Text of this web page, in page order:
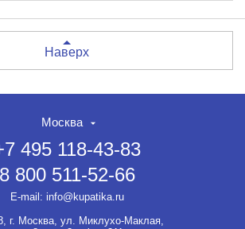
Наверх
Москва
495 118-43-83
8 800 511-52-66
E-mail: info@kupatika.ru
г. Москва, ул. Миклухо-Маклая,